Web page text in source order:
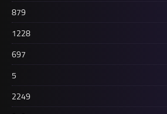
879
1228
697
5
2249